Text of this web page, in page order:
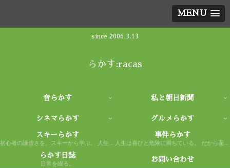
MENU
since 2006.3.13
らかす:racas
音らかす 私と朝日新聞
シネマらかす グルメらかす
スキーらかす
初心者の謙虚さを、スキーから学ぶ。 人生もまた然り。
事件らかす
人生は喜びと危険に満ちている。 だから面白い。
らかす日誌
日常を綴る。
お問い合わせ